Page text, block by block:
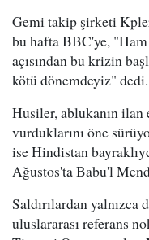
Gemi takip şirketi
bu hafta BBC'ye,
açısından bu krizin
kötü dönemdeyiz" dedi.
Husiler, ablukanın
vurduklarını öne
ise Hindistan
Ağustos'ta Babu'l
Saldırılardan
uluslararası referans